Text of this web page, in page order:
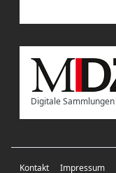
Digitale Sammlungen
Kontakt Impressum